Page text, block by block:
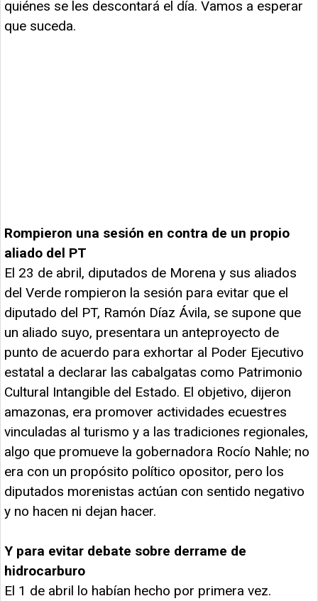
quiénes se les descontará el día. Vamos a esperar
que suceda.
Rompieron una sesión en contra de un propio
aliado del PT
El 23 de abril, diputados de Morena y sus aliados
del Verde rompieron la sesión para evitar que el
diputado del PT, Ramón Díaz Ávila, se supone que
un aliado suyo, presentara un anteproyecto de
punto de acuerdo para exhortar al Poder Ejecutivo
estatal a declarar las cabalgatas como Patrimonio
Cultural Intangible del Estado. El objetivo, dijeron
amazonas, era promover actividades ecuestres
vinculadas al turismo y a las tradiciones regionales,
algo que promueve la gobernadora Rocío Nahle; no
era con un propósito político opositor, pero los
diputados morenistas actúan con sentido negativo
y no hacen ni dejan hacer.
Y para evitar debate sobre derrame de
hidrocarburo
El 1 de abril lo habían hecho por primera vez.